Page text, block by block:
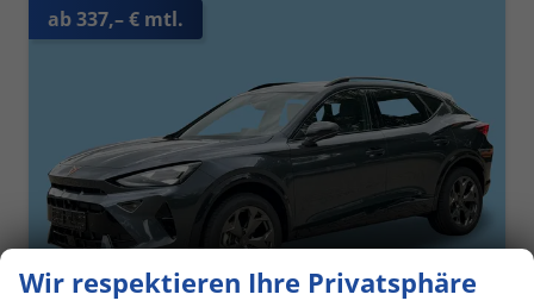
ab 337,– € mtl.
Wir respektieren Ihre Privatsphäre